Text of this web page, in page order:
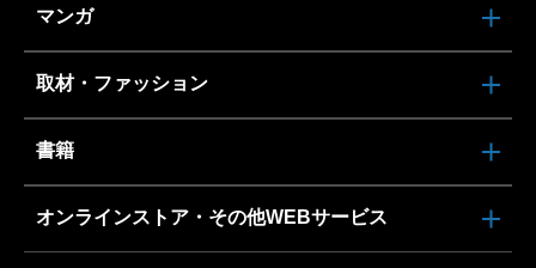
マンガ
取材・ファッション
書籍
オンラインストア・その他WEBサービス